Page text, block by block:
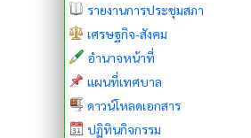
รายงานการประชุมสภา
เศรษฐกิจ-สังคม
อำนาจหน้าที่
แผนที่เทศบาล
ดาวน์โหลดเอกสาร
ปฏิทินกิจกรรม